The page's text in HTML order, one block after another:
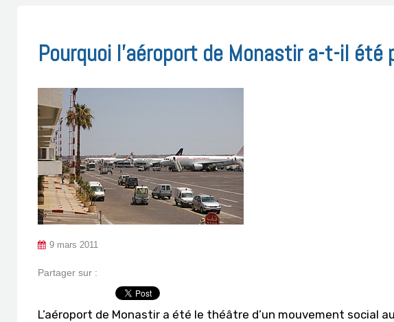
Pourquoi l’aéroport de Monastir a-t-il été
9 mars 2011
Partager sur :
L’aéroport de Monastir a été le théâtre d’un mouvement social